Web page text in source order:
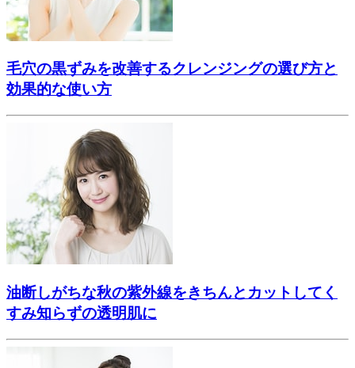
毛穴の黒ずみを改善するクレンジングの選び方と
効果的な使い方
油断しがちな秋の紫外線をきちんとカットしてく
すみ知らずの透明肌に